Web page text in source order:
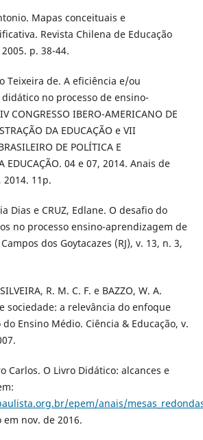
Mapas conceituais e
Revista Chilena de Educação
p. 38-44.
Teixeira de. A eficiência e/ou
no processo de ensino-
IBERO-AMERICANO DE
DA EDUCAÇÃO e VII
DE POLÍTICA E
EDUCAÇÃO. 04 e 07, 2014. Anais de
11p.
Dias e CRUZ, Edlane. O desafio do
no processo ensino-aprendizagem de
dos Goytacazes (RJ), v. 13, n. 3,
R. M. C. F. e BAZZO, W. A.
sociedade: a relevância do enfoque
Ensino Médio. Ciência & Educação, v.
Carlos. O Livro Didático: alcances e
epem/anais/
em nov. de 2016.